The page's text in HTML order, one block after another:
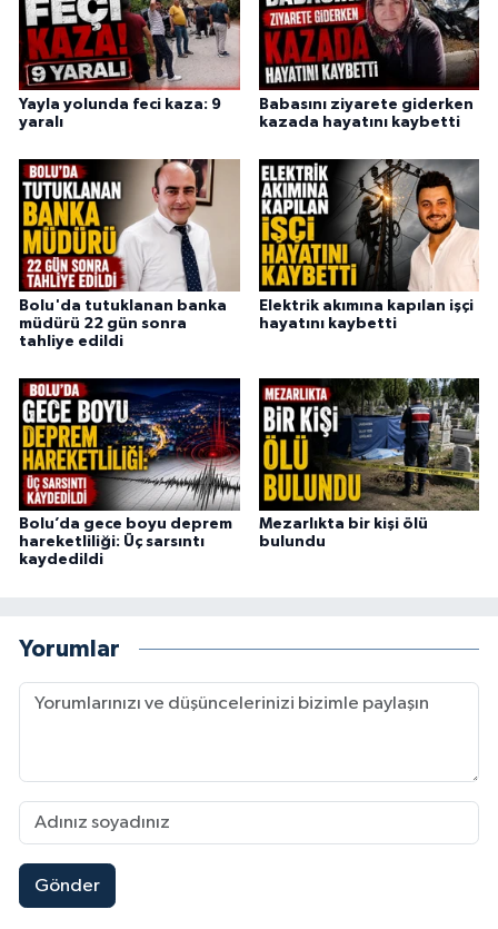
Yayla yolunda feci kaza: 9
yaralı
Babasını ziyarete giderken
kazada hayatını kaybetti
Bolu'da tutuklanan banka
müdürü 22 gün sonra
tahliye edildi
Elektrik akımına kapılan işçi
hayatını kaybetti
Bolu’da gece boyu deprem
hareketliliği: Üç sarsıntı
kaydedildi
Mezarlıkta bir kişi ölü
bulundu
Yorumlar
Gönder